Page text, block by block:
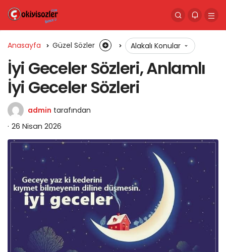
Anasayfa Güzel Sözler Alakalı Konular
İyi Geceler Sözleri, Anlamlı
İyi Geceler Sözleri
admin tarafından
26 Nisan 2026